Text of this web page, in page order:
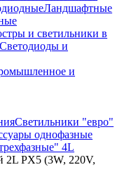
Ландшафтные
и светильники в
Светодиоды и
и
Светильники "евро"
однофазные
4L
2L PX5 (3W, 220V,